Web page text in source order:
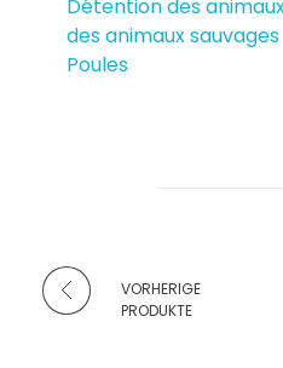
Détention des
des animaux sauvages
Poules
VORHERIGE
PRODUKTE